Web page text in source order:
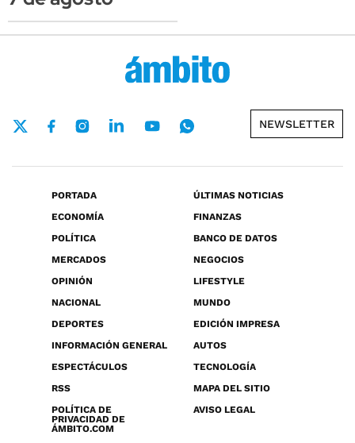
NEWSLETTER
PORTADA
ÚLTIMAS NOTICIAS
ECONOMÍA
FINANZAS
POLÍTICA
BANCO DE DATOS
MERCADOS
NEGOCIOS
OPINIÓN
LIFESTYLE
NACIONAL
MUNDO
DEPORTES
EDICIÓN IMPRESA
INFORMACIÓN GENERAL
AUTOS
ESPECTÁCULOS
TECNOLOGÍA
RSS
MAPA DEL SITIO
POLÍTICA DE
PRIVACIDAD DE
ÁMBITO.COM
AVISO LEGAL